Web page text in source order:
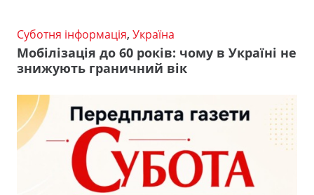
Суботня інформація, Україна
Мобілізація до 60 років: чому в Україні не
знижують граничний вік